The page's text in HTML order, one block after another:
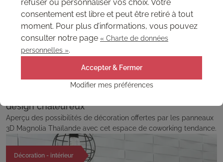
design chaleureux
Aperçu des possibilités de décoration offertes par les panneaux
3D Magnolia Thaïlande avec cet espace de coworking tendance.
Décoration - intérieur
refuser ou personnaliser vos choix. Votre
consentement est libre et peut être retiré à tout
moment. Pour plus d’informations, vous pouvez
consulter notre page « Charte de données
personnelles ».
Accepter & Fermer
Modifier mes préférences